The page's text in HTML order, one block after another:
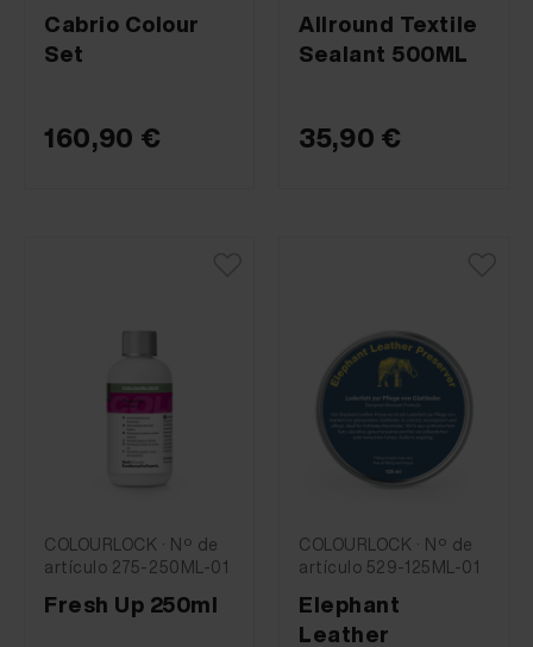
Cabrio Colour
Set
160,90 €
Allround Textile
Sealant 500ML
35,90 €
COLOURLOCK · Nº de
artículo 275-250ML-01
Fresh Up 250ml
COLOURLOCK · Nº de
artículo 529-125ML-01
Elephant
Leather